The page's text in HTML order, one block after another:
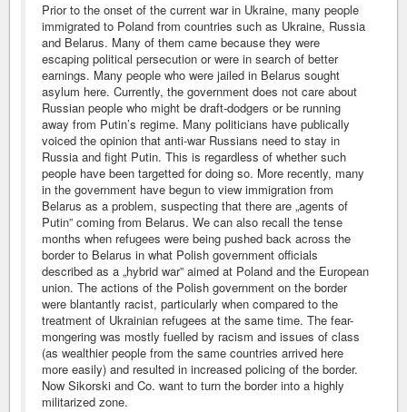
Prior to the onset of the current war in Ukraine, many people
immigrated to Poland from countries such as Ukraine, Russia
and Belarus. Many of them came because they were
escaping political persecution or were in search of better
earnings. Many people who were jailed in Belarus sought
asylum here. Currently, the government does not care about
Russian people who might be draft-dodgers or be running
away from Putin’s regime. Many politicians have publically
voiced the opinion that anti-war Russians need to stay in
Russia and fight Putin. This is regardless of whether such
people have been targetted for doing so. More recently, many
in the government have begun to view immigration from
Belarus as a problem, suspecting that there are „agents of
Putin” coming from Belarus. We can also recall the tense
months when refugees were being pushed back across the
border to Belarus in what Polish government officials
described as a „hybrid war” aimed at Poland and the European
union. The actions of the Polish government on the border
were blantantly racist, particularly when compared to the
treatment of Ukrainian refugees at the same time. The fear-
mongering was mostly fuelled by racism and issues of class
(as wealthier people from the same countries arrived here
more easily) and resulted in increased policing of the border.
Now Sikorski and Co. want to turn the border into a highly
militarized zone.